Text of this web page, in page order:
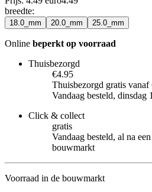
breedte:
18.0_mm 20.0_mm 25.0_mm
Online beperkt op voorraad
Thuisbezorgd
€4.95
Thuisbezorgd gratis vanaf
Vandaag besteld, dinsdag
Click & collect
gratis
Vandaag besteld, al na
bouwmarkt
Voorraad in de bouwmarkt